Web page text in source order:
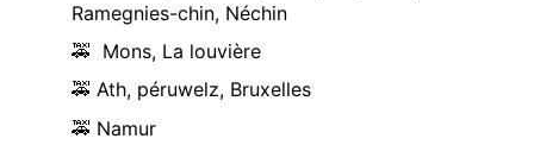
Ramegnies-chin, Néchin
🚕
  Mons, La louvière
🚕 Ath, péruwelz, Bruxelles
🚕 Namur